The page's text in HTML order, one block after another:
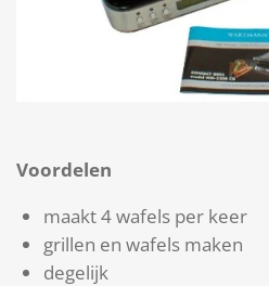
Voordelen
maakt 4 wafels per keer
grillen en wafels maken
degelijk